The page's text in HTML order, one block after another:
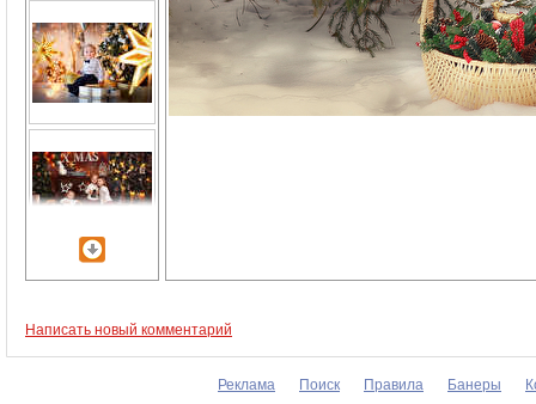
Написать новый комментарий
Реклама Поиск Правила Банеры